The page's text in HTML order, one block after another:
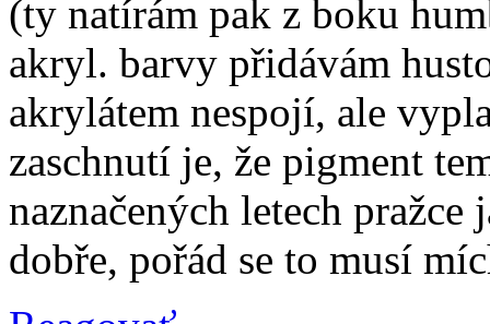
(ty natírám pak z boku
akryl. barvy přidávám
akrylátem nespojí, ale
zaschnutí je, že pigment
naznačených letech
dobře, pořád se to musí